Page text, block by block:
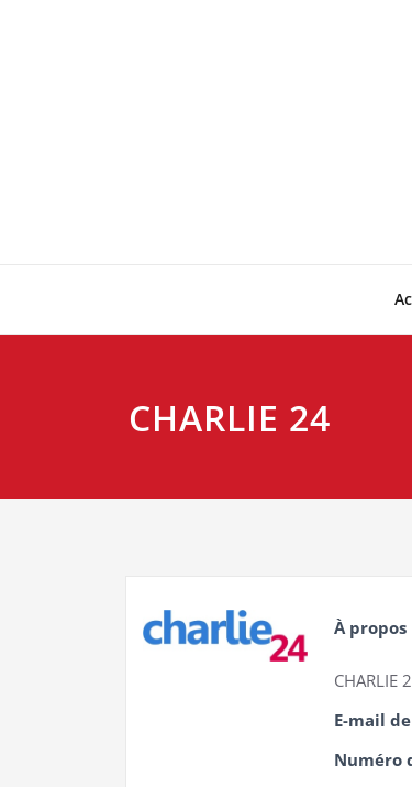
CHARLIE 24
À propos
CHARLIE
E-mail
Numéro